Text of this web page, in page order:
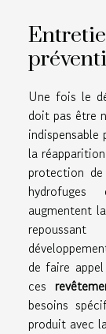
Une fois le
doit pas être
la
protection
augmentent la
de faire
ces
besoins
produit avec